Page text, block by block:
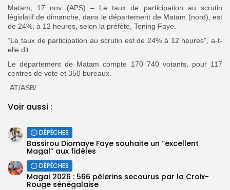
Search
for:
Search
Matam, 17 nov (APS) – Le taux de participation au scrutin
législatif de dimanche, dans le département de Matam (nord), est
de 24%, à 12 heures, selon la préfète, Tening Faye.
“Le taux de participation au scrutin est de 24% à 12 heures”, a-t-
elle dit.
Le département de Matam compte 170 740 votants, pour 117
centres de vote et 350 bureaux.
AT/ASB/
Voir aussi :
DÉPÊCHES
Bassirou Diomaye Faye souhaite un ‘’excellent
Magal’’ aux fidèles
DÉPÊCHES
Magal 2026 : 566 pèlerins secourus par la Croix-
Rouge sénégalaise